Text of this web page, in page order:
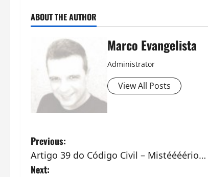
ABOUT THE AUTHOR
Marco Evangelista
Administrator
View All Posts
P
o
Previous:
Artigo 39 do Código Civil – Mistéééério…
Next: